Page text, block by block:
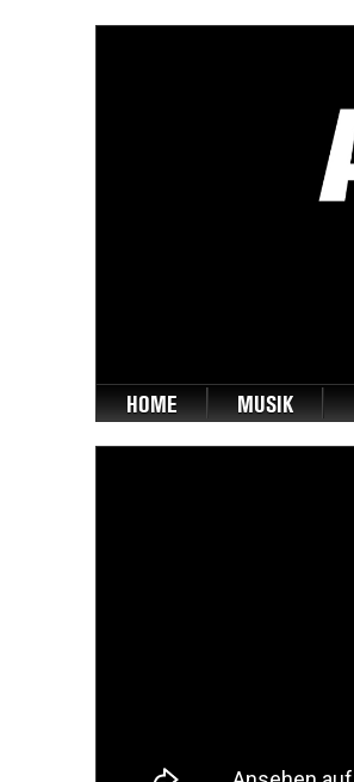
HOME MUSIK